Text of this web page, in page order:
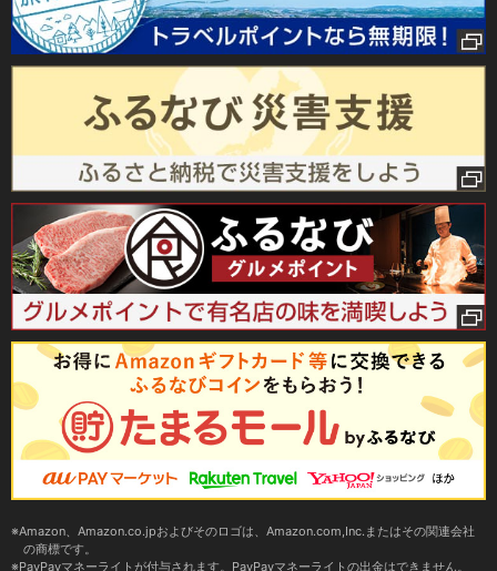
Amazon、Amazon.co.jpおよびそのロゴは、Amazon.com,Inc.またはその関連会社
の商標です。
PayPayマネーライトが付与されます。PayPayマネーライトの出金はできません。